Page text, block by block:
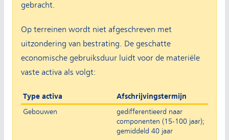
gebracht.
Op terreinen wordt niet afgeschreven met
uitzondering van bestrating. De geschatte
economische gebruiksduur luidt voor de materiële
vaste activa als volgt:
Type activa
Afschrijvingstermijn
Gebouwen
gedifferentieerd naar
componenten (15-100 jaar);
gemiddeld 40 jaar